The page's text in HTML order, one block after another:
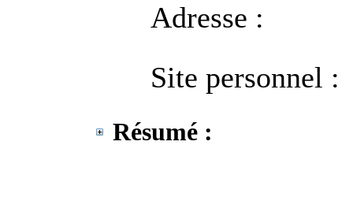
Adresse :
Site personnel :
Résumé :